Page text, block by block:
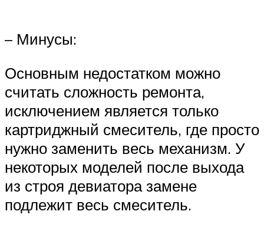
– Минусы:
Основным недостатком можно
считать сложность ремонта,
исключением является только
картриджный смеситель, где просто
нужно заменить весь механизм. У
некоторых моделей после выхода
из строя девиатора замене
подлежит весь смеситель.